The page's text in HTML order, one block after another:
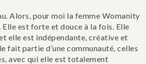
Alors, pour moi la femme Womanity
est forte et douce à la fois. Elle
elle est indépendante, créative et
fait partie d’une communauté, celles
avec qui elle est totalement